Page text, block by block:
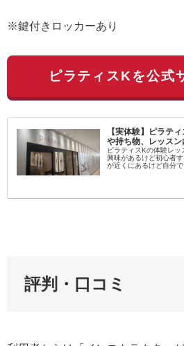
※鍵付きロッカーあり
ピラティスKを公式
【実体験】ピラテ
や持ち物、レッス
ピラティスKの体験レッ
興味があるけど初心者
が近くにあるけど自分
評判・口コミ